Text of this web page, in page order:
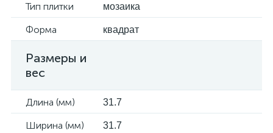
Тип плитки мозаика
Форма квадрат
Размеры и
вес
Длина (мм) 31.7
Ширина (мм) 31.7